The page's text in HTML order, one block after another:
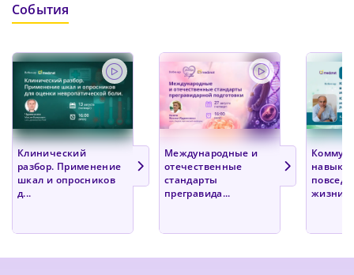
События
Клинический
разбор. Применение
шкал и опросников
д...
Международные и
отечественные
стандарты
прегравида...
навыки
жизни